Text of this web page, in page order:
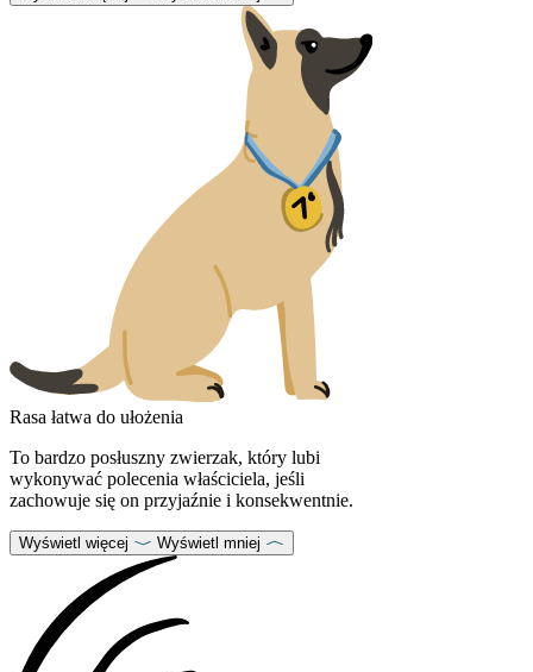
Rasa łatwa do ułożenia
To bardzo posłuszny zwierzak, który lubi
wykonywać polecenia właściciela, jeśli
zachowuje się on przyjaźnie i konsekwentnie.
Wyświetl więcej Wyświetl mniej